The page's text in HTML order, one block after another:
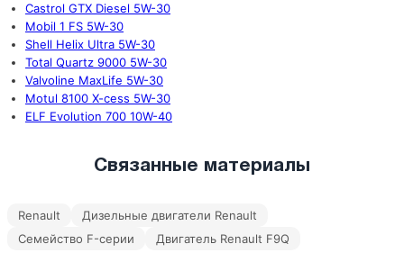
Castrol GTX Diesel 5W-30
Mobil 1 FS 5W-30
Shell Helix Ultra 5W-30
Total Quartz 9000 5W-30
Valvoline MaxLife 5W-30
Motul 8100 X-cess 5W-30
ELF Evolution 700 10W-40
Связанные материалы
Renault
Дизельные двигатели Renault
Семейство F-серии
Двигатель Renault F9Q